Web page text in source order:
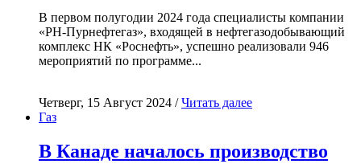
В первом полугодии 2024 года специалисты компании
«РН-Пурнефтегаз», входящей в нефтегазодобывающий
комплекс НК «Роснефть», успешно реализовали 946
мероприятий по программе...
Четверг, 15 Август 2024 /Читать далее
Газ
В Канаде началось производство